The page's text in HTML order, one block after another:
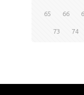
65 66
73 74